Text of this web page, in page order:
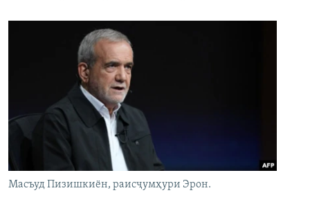
Масъуд Пизишкиён, раисҷумҳури Эрон.